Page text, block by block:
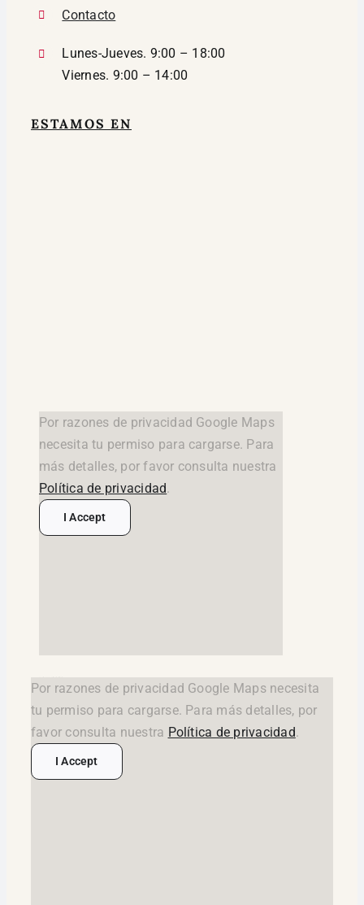
Contacto
Lunes-Jueves. 9:00 – 18:00
Viernes. 9:00 – 14:00
ESTAMOS EN
Por razones de privacidad Google Maps
necesita tu permiso para cargarse. Para
más detalles, por favor consulta nuestra
Política de privacidad.
I Accept
Por razones de privacidad Google Maps necesita
tu permiso para cargarse. Para más detalles, por
favor consulta nuestra Política de privacidad.
I Accept